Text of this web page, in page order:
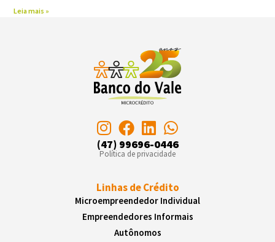
Leia mais »
(47) 99696-0446
Política de privacidade
Linhas de Crédito
Microempreendedor Individual
Empreendedores Informais
Autônomos